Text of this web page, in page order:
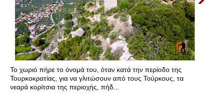
Το χωριό πήρε το όνομά του, όταν κατά την περίοδο της
Τουρκοκρατίας, για να γλιτώσουν από τους Τούρκους, τα
νεαρά κορίτσια της περιοχής, πήδ...